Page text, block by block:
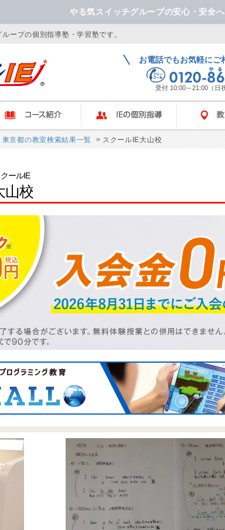
やる気スイッチグループの安心・安全
ープの個別指導塾・学習塾です。
お電話でもお気軽にご
受付 10:00～21:00（日
ース紹介 IEの個別指導 教室検索
東京都の教室検索結果一覧> スクールIE大山校
ールIE
山校